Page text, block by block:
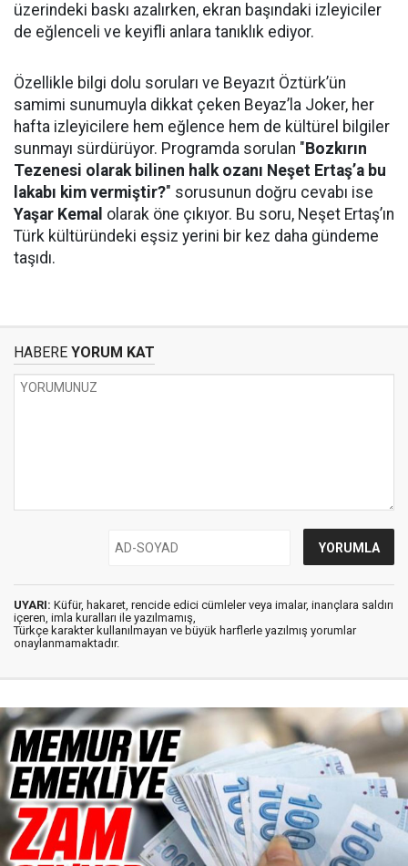
üzerindeki baskı azalırken, ekran başındaki izleyiciler
de eğlenceli ve keyifli anlara tanıklık ediyor.
Özellikle bilgi dolu soruları ve Beyazıt Öztürk’ün
samimi sunumuyla dikkat çeken Beyaz’la Joker, her
hafta izleyicilere hem eğlence hem de kültürel bilgiler
sunmayı sürdürüyor. Programda sorulan " Bozkırın
Tezenesi olarak bilinen halk ozanı Neşet Ertaş’a bu
lakabı kim vermiştir?" sorusunun doğru cevabı ise
Yaşar Kemal olarak öne çıkıyor. Bu soru, Neşet Ertaş’ın
Türk kültüründeki eşsiz yerini bir kez daha gündeme
taşıdı.
HABERE YORUM KAT
UYARI: Küfür, hakaret, rencide edici cümleler veya imalar, inançlara saldırı
içeren, imla kuralları ile yazılmamış,
Türkçe karakter kullanılmayan ve büyük harflerle yazılmış yorumlar
onaylanmamaktadır.